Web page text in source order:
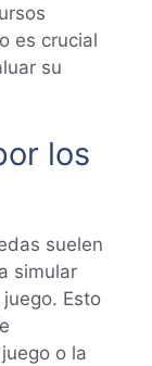
es crucial
su
los
suelen
simular
Esto
o la